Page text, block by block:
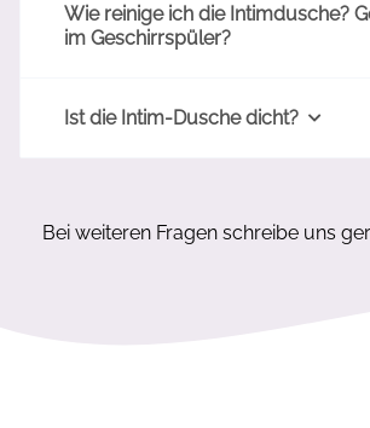
Wie reinige ich die Intimdusche?
im Geschirrspüler?
Ist die Intim-Dusche dicht?
Bei weiteren Fragen schreibe uns